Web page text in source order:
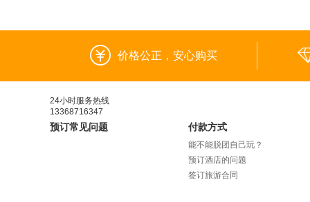
价格公正，安心购买
24小时服务热线
13368716347
预订常见问题 付款方式
能不能脱团自己玩？
预订酒店的问题
签订旅游合同